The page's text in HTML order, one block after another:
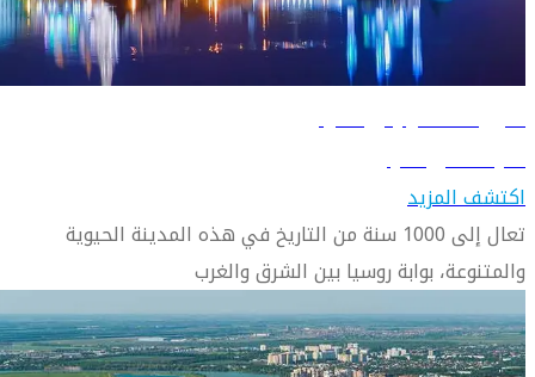
دليل السفر إلى قازان
تعرّف على قازان
اكتشف المزيد
تعال إلى 1000 سنة من التاريخ في هذه المدينة الحيوية
والمتنوعة، بوابة روسيا بين الشرق والغرب